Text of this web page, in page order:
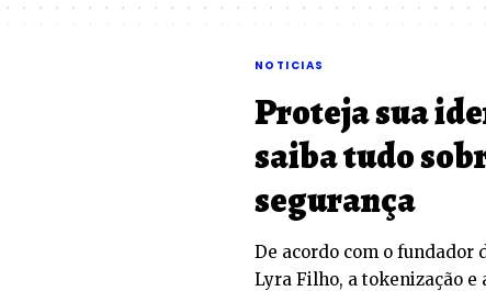
NOTICIAS
Proteja sua
saiba tudo
segurança
De acordo com o fundador
Lyra Filho, a tokenização